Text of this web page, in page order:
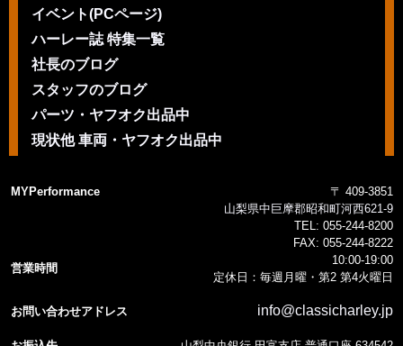
イベント(PCページ)
ハーレー誌 特集一覧
社長のブログ
スタッフのブログ
パーツ・ヤフオク出品中
現状他 車両・ヤフオク出品中
MYPerformance
〒 409-3851
山梨県中巨摩郡昭和町河西621-9
TEL: 055-244-8200
FAX: 055-244-8222
営業時間
10:00-19:00
定休日：毎週月曜・第2 第4火曜日
お問い合わせアドレス info@classicharley.jp